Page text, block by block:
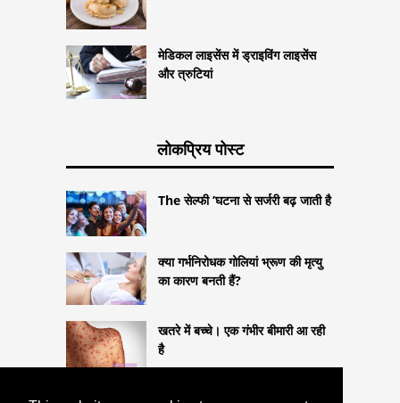
मेडिकल लाइसेंस में ड्राइविंग लाइसेंस
और त्रुटियां
लोकप्रिय पोस्ट
The सेल्फी ’घटना से सर्जरी बढ़ जाती है
क्या गर्भनिरोधक गोलियां भ्रूण की मृत्यु
का कारण बनती हैं?
खतरे में बच्चे। एक गंभीर बीमारी आ रही
है